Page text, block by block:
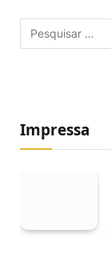
Impressa